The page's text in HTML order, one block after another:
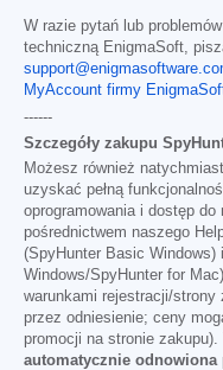
W razie pytań lub
techniczną EnigmaSoft,
MyAccount firmy
------
Szczegóły zakupu
Możesz również
uzyskać pełną
oprogramowania i dostęp do
pośrednictwem naszego
(SpyHunter Basic Windows) i
Windows/SpyHunter for
warunkami rejestracji/strony
przez odniesienie; ceny
promocji na stronie
automatycznie odnowiona